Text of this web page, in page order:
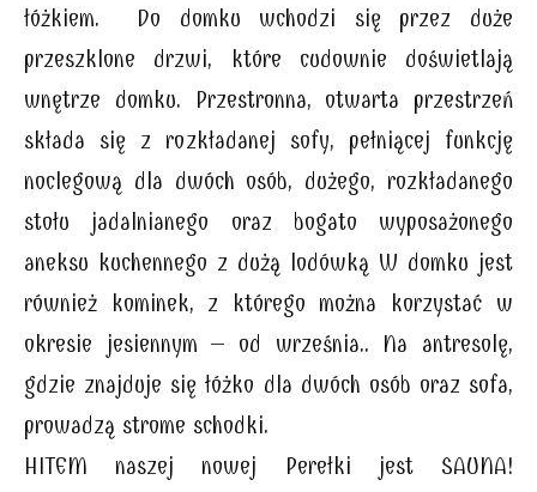
łóżkiem. Do domku wchodzi się przez duże
przeszklone drzwi, które cudownie doświetlają
wnętrze domku. Przestronna, otwarta przestrzeń
składa się z rozkładanej sofy, pełniącej funkcję
noclegową dla dwóch osób, dużego, rozkładanego
stołu jadalnianego oraz bogato wyposażonego
aneksu kuchennego z dużą lodówką W domku jest
również kominek, z którego można korzystać w
okresie jesiennym – od września.. Na antresolę,
gdzie znajduje się łóżko dla dwóch osób oraz sofa,
prowadzą strome schodki.
HITEM naszej nowej Perełki jest SAUNA!